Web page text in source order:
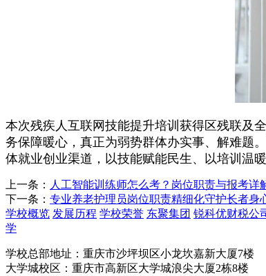
本次残疾人互联网技能提升培训获得区残联及
务保障暖心，真正为弱势群体办实事、解难题
体就业创业渠道，以技能赋能民生、以培训温
上一条： 人工智能训练师怎么考？岗位职责与报考详
下一条： 专业养老护理员岗位职责精细化守护长者身
学校概览 发展历程 学校荣誉 东聚集团 锐科优财税公
学
学校总部地址：重庆市沙坪坝区小龙坎嘉新大厦7楼
大学城校区：重庆市高新区大学城浪尖大厦2栋8楼